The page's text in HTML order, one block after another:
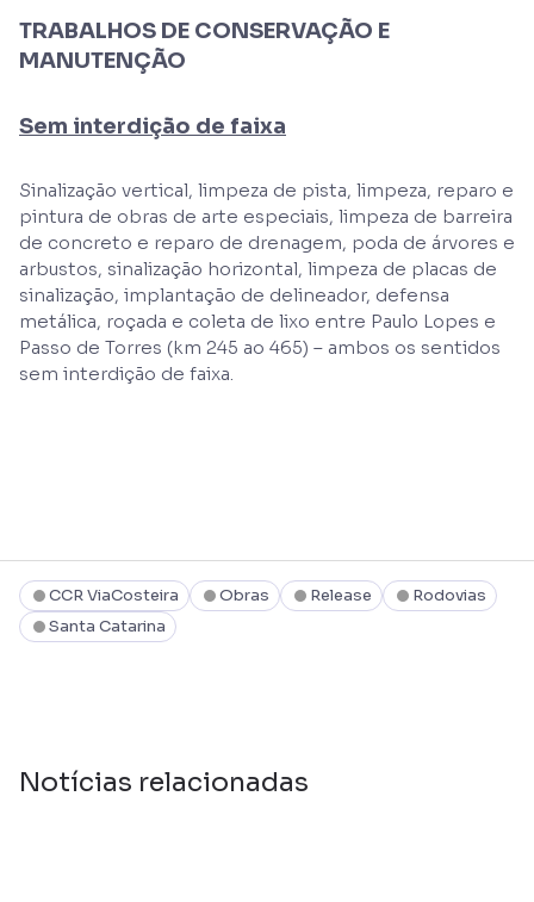
TRABALHOS DE CONSERVAÇÃO E
MANUTENÇÃO
Sem interdição de faixa
Sinalização vertical, limpeza de pista, limpeza, reparo e
pintura de obras de arte especiais, limpeza de barreira
de concreto e reparo de drenagem, poda de árvores e
arbustos, sinalização horizontal, limpeza de placas de
sinalização, implantação de delineador, defensa
metálica, roçada e coleta de lixo entre Paulo Lopes e
Passo de Torres (km 245 ao 465) – ambos os sentidos
sem interdição de faixa.
CCR ViaCosteira Obras Release
Rodovias
Santa Catarina
Notícias relacionadas